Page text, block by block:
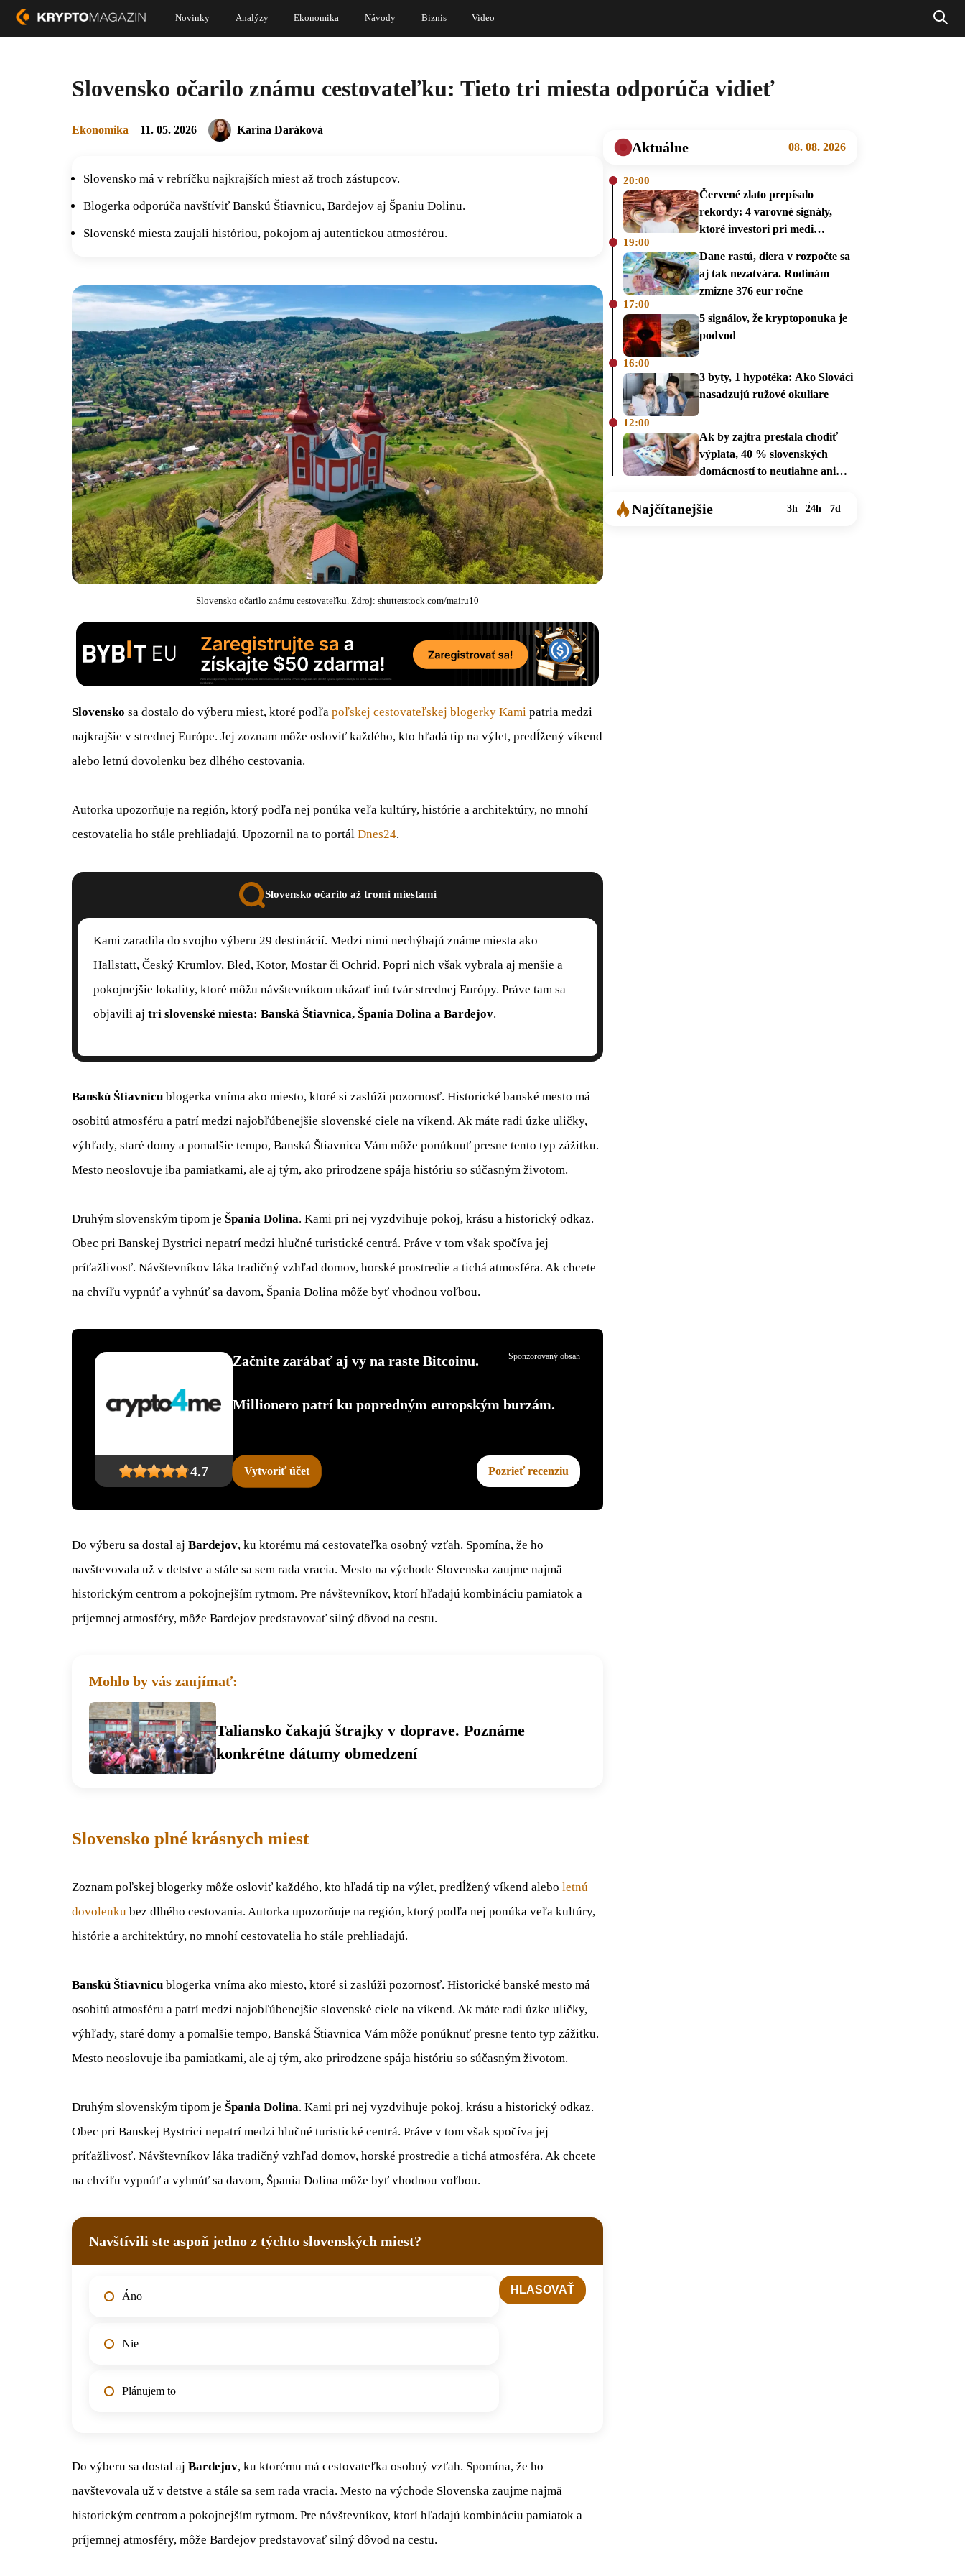
Novinky Analýzy Ekonomika Návody Biznis Video
Slovensko očarilo známu cestovateľku: Tieto tri miesta odporúča vidieť
Ekonomika 11. 05. 2026 Karina Daráková
Slovensko má v rebríčku najkrajších miest až troch zástupcov.
Blogerka odporúča navštíviť Banskú Štiavnicu, Bardejov aj Španiu Dolinu.
Slovenské miesta zaujali históriou, pokojom aj autentickou atmosférou.
Slovensko očarilo známu cestovateľku. Zdroj: shutterstock.com/mairu10
Slovensko sa dostalo do výberu miest, ktoré podľa poľskej cestovateľskej blogerky Kami patria medzi
najkrajšie v strednej Európe. Jej zoznam môže osloviť každého, kto hľadá tip na výlet, predĺžený víkend
alebo letnú dovolenku bez dlhého cestovania.
Autorka upozorňuje na región, ktorý podľa nej ponúka veľa kultúry, histórie a architektúry, no mnohí
cestovatelia ho stále prehliadajú. Upozornil na to portál Dnes24.
Slovensko očarilo až tromi miestami
Kami zaradila do svojho výberu 29 destinácií. Medzi nimi nechýbajú známe miesta ako
Hallstatt, Český Krumlov, Bled, Kotor, Mostar či Ochrid. Popri nich však vybrala aj menšie a
pokojnejšie lokality, ktoré môžu návštevníkom ukázať inú tvár strednej Európy. Práve tam sa
objavili aj tri slovenské miesta: Banská Štiavnica, Špania Dolina a Bardejov.
Banskú Štiavnicu blogerka vníma ako miesto, ktoré si zaslúži pozornosť. Historické banské mesto má
osobitú atmosféru a patrí medzi najobľúbenejšie slovenské ciele na víkend. Ak máte radi úzke uličky,
výhľady, staré domy a pomalšie tempo, Banská Štiavnica Vám môže ponúknuť presne tento typ zážitku.
Mesto neoslovuje iba pamiatkami, ale aj tým, ako prirodzene spája históriu so súčasným životom.
Druhým slovenským tipom je Špania Dolina. Kami pri nej vyzdvihuje pokoj, krásu a historický odkaz.
Obec pri Banskej Bystrici nepatrí medzi hlučné turistické centrá. Práve v tom však spočíva jej
príťažlivosť. Návštevníkov láka tradičný vzhľad domov, horské prostredie a tichá atmosféra. Ak chcete
na chvíľu vypnúť a vyhnúť sa davom, Špania Dolina môže byť vhodnou voľbou.
4.7
Začnite zarábať aj vy na raste Bitcoinu.
Millionero patrí ku popredným europským burzám.
Vytvoriť účet Pozrieť recenziu
Sponzorovaný obsah
Do výberu sa dostal aj Bardejov, ku ktorému má cestovateľka osobný vzťah. Spomína, že ho
navštevovala už v detstve a stále sa sem rada vracia. Mesto na východe Slovenska zaujme najmä
historickým centrom a pokojnejším rytmom. Pre návštevníkov, ktorí hľadajú kombináciu pamiatok a
príjemnej atmosféry, môže Bardejov predstavovať silný dôvod na cestu.
Mohlo by vás zaujímať:
Taliansko čakajú štrajky v doprave. Poznáme
konkrétne dátumy obmedzení
Slovensko plné krásnych miest
Zoznam poľskej blogerky môže osloviť každého, kto hľadá tip na výlet, predĺžený víkend alebo letnú
dovolenku bez dlhého cestovania. Autorka upozorňuje na región, ktorý podľa nej ponúka veľa kultúry,
histórie a architektúry, no mnohí cestovatelia ho stále prehliadajú.
Banskú Štiavnicu blogerka vníma ako miesto, ktoré si zaslúži pozornosť. Historické banské mesto má
osobitú atmosféru a patrí medzi najobľúbenejšie slovenské ciele na víkend. Ak máte radi úzke uličky,
výhľady, staré domy a pomalšie tempo, Banská Štiavnica Vám môže ponúknuť presne tento typ zážitku.
Mesto neoslovuje iba pamiatkami, ale aj tým, ako prirodzene spája históriu so súčasným životom.
Druhým slovenským tipom je Špania Dolina. Kami pri nej vyzdvihuje pokoj, krásu a historický odkaz.
Obec pri Banskej Bystrici nepatrí medzi hlučné turistické centrá. Práve v tom však spočíva jej
príťažlivosť. Návštevníkov láka tradičný vzhľad domov, horské prostredie a tichá atmosféra. Ak chcete
na chvíľu vypnúť a vyhnúť sa davom, Špania Dolina môže byť vhodnou voľbou.
Navštívili ste aspoň jedno z týchto slovenských miest?
Áno
Nie
Plánujem to
Do výberu sa dostal aj Bardejov, ku ktorému má cestovateľka osobný vzťah. Spomína, že ho
navštevovala už v detstve a stále sa sem rada vracia. Mesto na východe Slovenska zaujme najmä
historickým centrom a pokojnejším rytmom. Pre návštevníkov, ktorí hľadajú kombináciu pamiatok a
príjemnej atmosféry, môže Bardejov predstavovať silný dôvod na cestu.
Aktuálne 08. 08. 2026
20:00
Červené zlato prepísalo
rekordy: 4 varovné signály,
ktoré investori pri medi
19:00
Dane rastú, diera v rozpočte sa
aj tak nezatvára. Rodinám
zmizne 376 eur ročne
17:00
5 signálov, že kryptoponuka je
podvod
16:00
3 byty, 1 hypotéka: Ako Slováci
nasadzujú ružové okuliare
12:00
Ak by zajtra prestala chodiť
výplata, 40 % slovenských
domácností to neutiahne ani
Najčítanejšie 3h 24h 7d